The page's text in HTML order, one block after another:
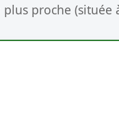
proche (située